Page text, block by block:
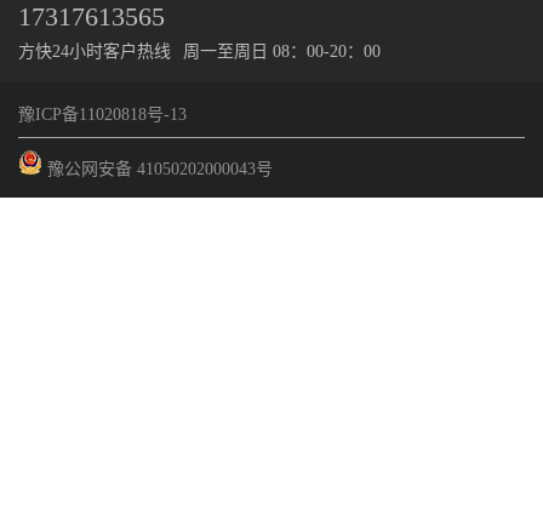
17317613565
方快24小时客户热线 周一至周日 08：00-20：00
豫ICP备11020818号-13
豫公网安备 41050202000043号